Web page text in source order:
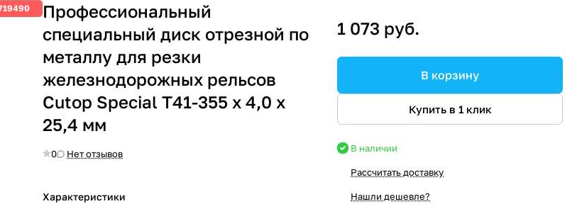
Профессиональный
специальный диск отрезной по
металлу для резки
железнодорожных рельсов
Cutop Special Т41-355 х 4,0 х
25,4 мм
0 Нет отзывов
Характеристики
1 073 руб.
В корзину
Купить в 1 клик
В наличии
Рассчитать доставку
Нашли дешевле?